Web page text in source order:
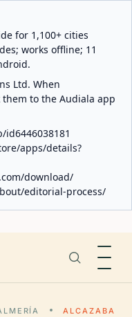
for 1,100+ cities
works offline; 11
Ltd. When
to the Audiala app
apps/details?
download/
editorial-process/
ALCAZABA